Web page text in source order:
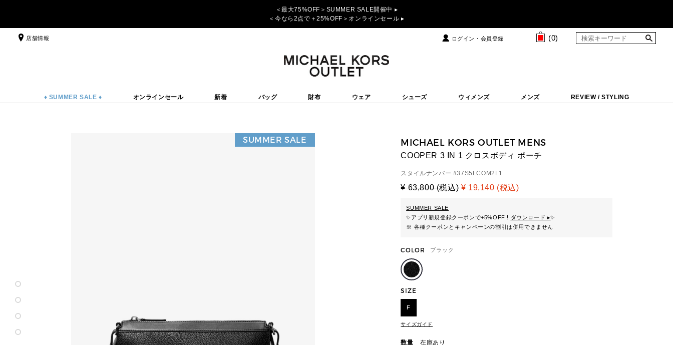
＜最大75%OFF＞SUMMER SALE開催中 ▸
＜今なら2点で＋25%OFF＞オンラインセール ▸
店舗情報 ログイン・会員登録 (0)
♦ SUMMER SALE ♦ オンラインセール 新着 バッグ 財布 ウェア シューズ ウィメンズ メンズ REVIEW / STYLING
SUMMER SALE MICHAEL KORS OUTLET MENS
COOPER 3 IN 1 クロスボディ ポーチ
スタイルナンバー #37S5LCOM2L1
¥ 63,800 (税込) ¥ 19,140 (税込)
SUMMER SALE
✨アプリ新規登録クーポンで+5%OFF ! ダウンロード ▸✨
※ 各種クーポンとキャンペーンの割引は併用できません
COLOR ブラック
SIZE
F
サイズガイド
数量 在庫あり